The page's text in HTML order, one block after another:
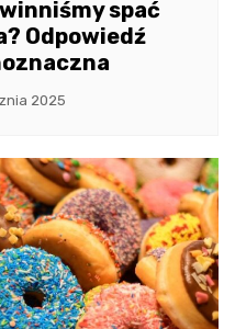
spać
Odpowiedź
2025